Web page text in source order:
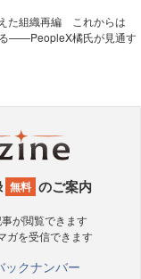
た組織再編 これからは
る——PeopleX橘氏が見通す
無料 のご案内
事が閲覧できます
ガを受信できます
ックナンバー